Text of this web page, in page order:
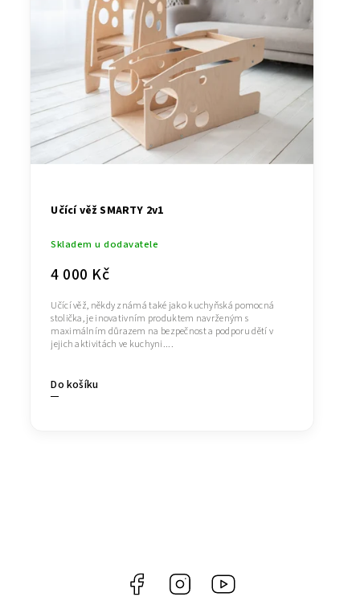
Učící věž SMARTY 2v1
Skladem u dodavatele
4 000 Kč
Do košíku
Učící věž, někdy známá také jako kuchyňská pomocná
stolička, je inovativním produktem navrženým s
maximálním důrazem na bezpečnost a podporu dětí v
jejich aktivitách ve kuchyni....
Facebook Instagram